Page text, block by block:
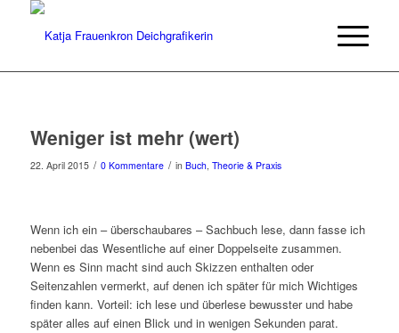
Weniger ist mehr (wert)
22. April 2015 / 0 Kommentare / in Buch, Theorie & Praxis
Wenn ich ein – überschaubares – Sachbuch lese, dann fasse ich
nebenbei das Wesentliche auf einer Doppelseite zusammen.
Wenn es Sinn macht sind auch Skizzen enthalten oder
Seitenzahlen vermerkt, auf denen ich später für mich Wichtiges
finden kann. Vorteil: ich lese und überlese bewusster und habe
später alles auf einen Blick und in wenigen Sekunden parat.